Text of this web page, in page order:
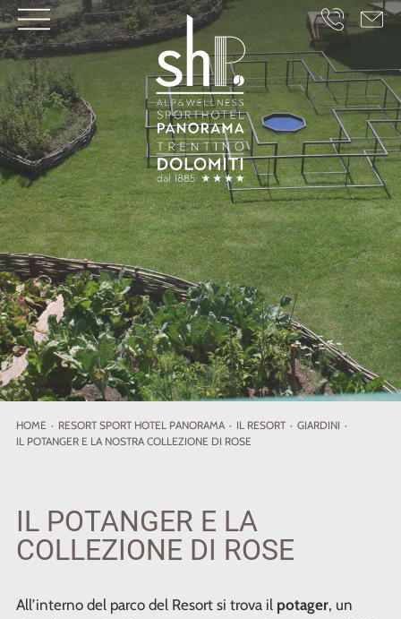
HOME · RESORT SPORT HOTEL PANORAMA · IL RESORT · GIARDINI ·
IL POTANGER E LA NOSTRA COLLEZIONE DI ROSE
IL POTANGER E LA
COLLEZIONE DI ROSE
All’interno del parco del Resort si trova il potager, un